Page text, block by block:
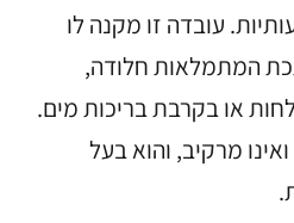
עובדה זו מקנה לו
המתמלאות חלודה,
או בקרבת בריכות מים.
מרקיב, והוא בעל